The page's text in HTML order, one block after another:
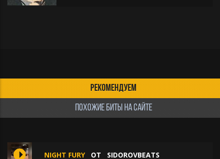
РЕКОМЕНДУЕМ
ПОХОЖИЕ БИТЫ НА САЙТЕ
NIGHT FURY ОТ SIDOROVBEATS